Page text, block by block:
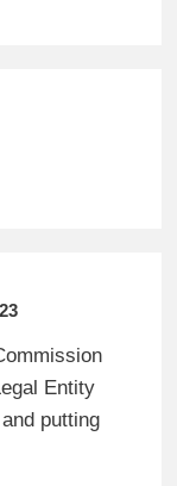
Entity
putting